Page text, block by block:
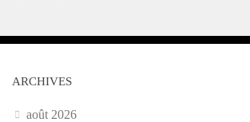
ARCHIVES
août 2026